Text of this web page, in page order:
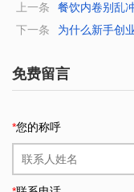
上一条
餐饮内卷别乱
下一条
为什么新手创
免费留言
*您的称呼